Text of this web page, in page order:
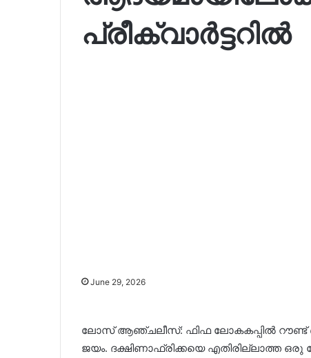
പ്രീക്വാർട്ടറിൽ
June 29, 2026
ലോസ് ആഞ്ചലീസ്: ഫിഫ ലോകകപ്പിൽ റൗണ്ട്
ജയം. ദക്ഷിണാഫ്രിക്കയെ എതിരില്ലാത്ത